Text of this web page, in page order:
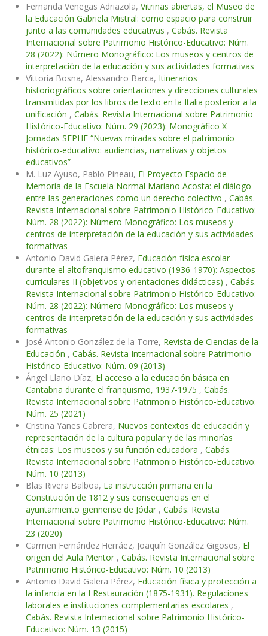
Fernanda Venegas Adriazola, Vitrinas abiertas, el Museo de
la Educación Gabriela Mistral: como espacio para construir
junto a las comunidades educativas , Cabás. Revista
Internacional sobre Patrimonio Histórico-Educativo: Núm.
28 (2022): Número Monográfico: Los museos y centros de
interpretación de la educación y sus actividades formativas
Vittoria Bosna, Alessandro Barca, Itinerarios
historiográficos sobre orientaciones y direcciones culturales
transmitidas por los libros de texto en la Italia posterior a la
unificación , Cabás. Revista Internacional sobre Patrimonio
Histórico-Educativo: Núm. 29 (2023): Monográfico X
Jornadas SEPHE “Nuevas miradas sobre el patrimonio
histórico-educativo: audiencias, narrativas y objetos
educativos”
M. Luz Ayuso, Pablo Pineau, El Proyecto Espacio de
Memoria de la Escuela Normal Mariano Acosta: el diálogo
entre las generaciones como un derecho colectivo , Cabás.
Revista Internacional sobre Patrimonio Histórico-Educativo:
Núm. 28 (2022): Número Monográfico: Los museos y
centros de interpretación de la educación y sus actividades
formativas
Antonio David Galera Pérez, Educación física escolar
durante el altofranquismo educativo (1936-1970): Aspectos
curriculares II (objetivos y orientaciones didácticas) , Cabás.
Revista Internacional sobre Patrimonio Histórico-Educativo:
Núm. 28 (2022): Número Monográfico: Los museos y
centros de interpretación de la educación y sus actividades
formativas
José Antonio González de la Torre, Revista de Ciencias de la
Educación , Cabás. Revista Internacional sobre Patrimonio
Histórico-Educativo: Núm. 09 (2013)
Ángel Llano Díaz, El acceso a la educación básica en
Cantabria durante el franquismo, 1937-1975 , Cabás.
Revista Internacional sobre Patrimonio Histórico-Educativo:
Núm. 25 (2021)
Cristina Yanes Cabrera, Nuevos contextos de educación y
representación de la cultura popular y de las minorías
étnicas: Los museos y su función educadora , Cabás.
Revista Internacional sobre Patrimonio Histórico-Educativo:
Núm. 10 (2013)
Blas Rivera Balboa, La instrucción primaria en la
Constitución de 1812 y sus consecuencias en el
ayuntamiento giennense de Jódar , Cabás. Revista
Internacional sobre Patrimonio Histórico-Educativo: Núm.
23 (2020)
Carmen Fernández Herráez, Joaquín González Gigosos, El
origen del Aula Mentor , Cabás. Revista Internacional sobre
Patrimonio Histórico-Educativo: Núm. 10 (2013)
Antonio David Galera Pérez, Educación física y protección a
la infancia en la I Restauración (1875-1931). Regulaciones
laborales e instituciones complementarias escolares ,
Cabás. Revista Internacional sobre Patrimonio Histórico-
Educativo: Núm. 13 (2015)